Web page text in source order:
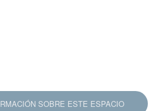
SOBRE ESTE ESPACIO